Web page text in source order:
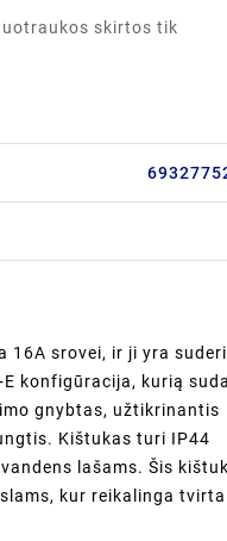
skirtos tik
srovei, ir ji yra
konfigūracija, kurią
gnybtas, užtikrinantis
Kištukas turi IP44
lašams. Šis
kur reikalinga